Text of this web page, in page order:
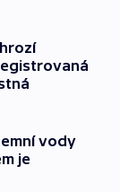
vody
je